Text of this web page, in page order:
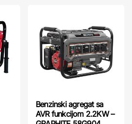
Benzinski agregat sa
AVR funkcijom 2.2KW –